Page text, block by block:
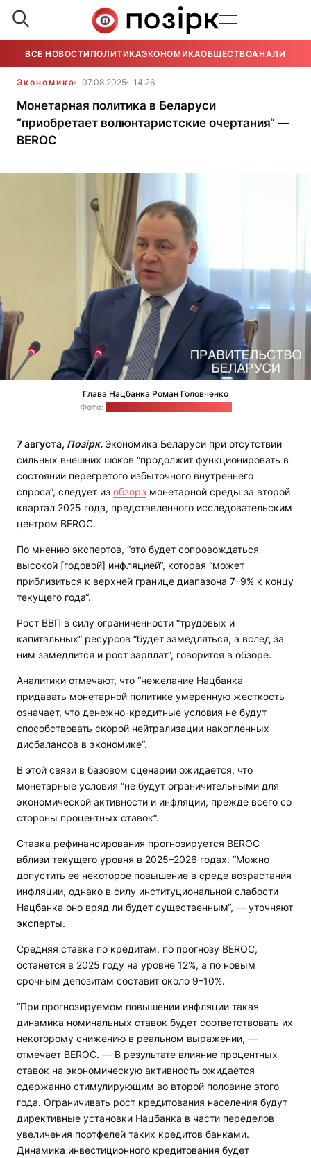
ВСЕ НОВОСТИ ПОЛИТИКАЭКОНОМИКАОБЩЕСТВОАНАЛИТИКА
Экономика 07.08.2025 14:26
Монетарная политика в Беларуси
“приобретает волюнтаристские очертания“ —
BEROC
Глава Нацбанка Роман Головченко
Фото:
7 августа, Позірк. Экономика Беларуси при отсутствии
сильных внешних шоков “продолжит функционировать в
состоянии перегретого избыточного внутреннего
спроса“, следует из обзора монетарной среды за второй
квартал 2025 года, представленного исследовательским
центром BEROC.
По мнению экспертов, “это будет сопровождаться
высокой [годовой] инфляцией“, которая “может
приблизиться к верхней границе диапазона 7–9% к концу
текущего года“.
Рост ВВП в силу ограниченности “трудовых и
капитальных“ ресурсов “будет замедляться, а вслед за
ним замедлится и рост зарплат“, говорится в обзоре.
Аналитики отмечают, что “нежелание Нацбанка
придавать монетарной политике умеренную жесткость
означает, что денежно-кредитные условия не будут
способствовать скорой нейтрализации накопленных
дисбалансов в экономике“.
В этой связи в базовом сценарии ожидается, что
монетарные условия “не будут ограничительными для
экономической активности и инфляции, прежде всего со
стороны процентных ставок“.
Ставка рефинансирования прогнозируется BEROC
вблизи текущего уровня в 2025–2026 годах. “Можно
допустить ее некоторое повышение в среде возрастания
инфляции, однако в силу институциональной слабости
Нацбанка оно вряд ли будет существенным“, — уточняют
эксперты.
Средняя ставка по кредитам, по прогнозу BEROC,
останется в 2025 году на уровне 12%, а по новым
срочным депозитам составит около 9–10%.
“При прогнозируемом повышении инфляции такая
динамика номинальных ставок будет соответствовать их
некоторому снижению в реальном выражении, —
отмечает BEROC. — В результате влияние процентных
ставок на экономическую активность ожидается
сдержанно стимулирующим во второй половине этого
года. Ограничивать рост кредитования населения будут
директивные установки Нацбанка в части переделов
увеличения портфелей таких кредитов банками.
Динамика инвестиционного кредитования будет